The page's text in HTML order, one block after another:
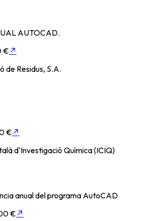
AUTOCAD.
€ ↗
de Residus, S.A.
€ ↗
d'Investigació Química (ICIQ)
anual del programa AutoCAD
€ ↗